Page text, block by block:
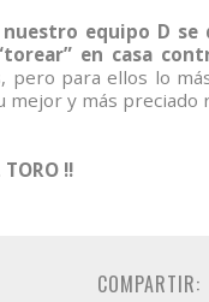
nuestro equipo D
en casa
pero para ellos lo
y más preciado
TORO !!
COMPARTIR: